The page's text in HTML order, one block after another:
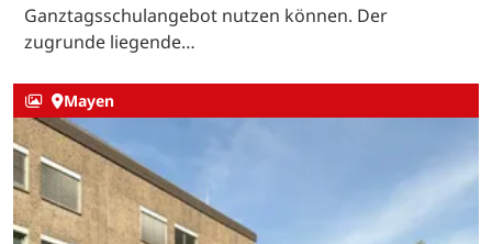
Ganztagsschulangebot nutzen können. Der
zugrunde liegende…
Mayen